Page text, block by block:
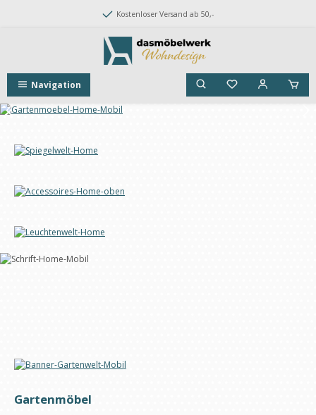
Zum Hauptinhalt springenKostenloser Versand ab 50,-
Navigation
Bildergalerie überspringen
Gartenmöbel